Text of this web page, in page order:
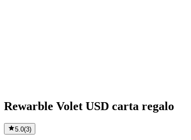
Rewarble Volet USD carta regalo
5.0(3)